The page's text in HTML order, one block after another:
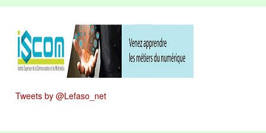
Tweets by @Lefaso_net